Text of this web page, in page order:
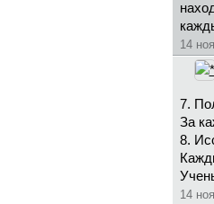
14
7.
За
8.
14